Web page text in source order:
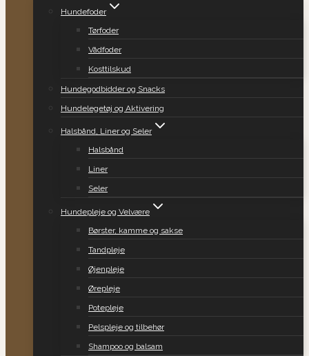
Hundefoder
Tørfoder
Vådfoder
Kosttilskud
Hundegodbidder og Snacks
Hundelegetøj og Aktivering
Halsbånd, Liner og Seler
Halsbånd
Liner
Seler
Hundepleje og Velvære
Børster, kamme og sakse
Tandpleje
Øjenpleje
Ørepleje
Potepleje
Pelspleje og tilbehør
Shampoo og balsam